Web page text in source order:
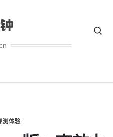
测体验